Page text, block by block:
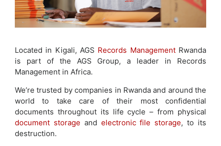
Located in Kigali, AGS Records ManagementRwanda
is part of the AGS Group, a leader in Records
Management in Africa.
We’re trusted by companies in Rwanda and around the
world to take care of their most confidential
documents throughout its life cycle – from physical
document storage and electronic file storage, to its
destruction.